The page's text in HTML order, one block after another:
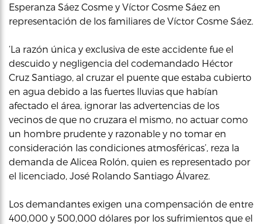
Esperanza Sáez Cosme y Víctor Cosme Sáez en
representación de los familiares de Víctor Cosme Sáez.
‘La razón única y exclusiva de este accidente fue el
descuido y negligencia del codemandado Héctor
Cruz Santiago, al cruzar el puente que estaba cubierto
en agua debido a las fuertes lluvias que habían
afectado el área, ignorar las advertencias de los
vecinos de que no cruzara el mismo, no actuar como
un hombre prudente y razonable y no tomar en
consideración las condiciones atmosféricas’, reza la
demanda de Alicea Rolón, quien es representado por
el licenciado, José Rolando Santiago Álvarez.
Los demandantes exigen una compensación de entre
400,000 y 500,000 dólares por los sufrimientos que el